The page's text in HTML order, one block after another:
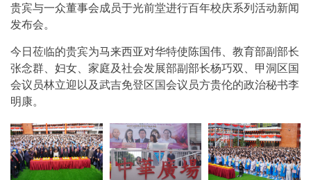
贵宾与一众董事会成员于光前堂进行百年校庆系列活动新闻
发布会。
今日莅临的贵宾为马来西亚对华特使陈国伟、教育部副部长
张念群、妇女、家庭及社会发展部副部长杨巧双、甲洞区国
会议员林立迎以及武吉免登区国会议员方贵伦的政治秘书李
明康。